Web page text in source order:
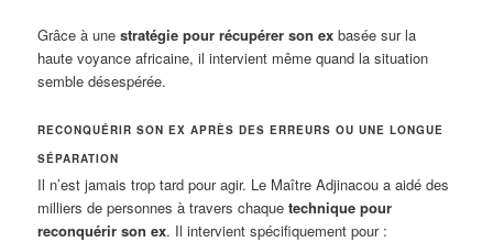
Grâce à unestratégie pour récupérer son ex basée sur la
haute voyance africaine, il intervient même quand la situation
semble désespérée.
RECONQUÉRIR SON EX APRÈS DES ERREURS OU UNE LONGUE
SÉPARATION
Il n’est jamais trop tard pour agir. Le Maître Adjinacou a aidé des
milliers de personnes à travers chaquetechnique pour
reconquérir son ex. Il intervient spécifiquement pour :